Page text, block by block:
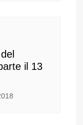
il 13